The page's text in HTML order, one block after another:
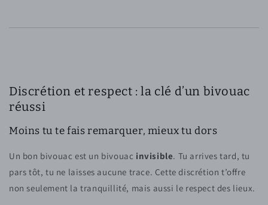
Discrétion et respect : la clé d’un bivouac
réussi
Moins tu te fais remarquer, mieux tu dors
Un bon bivouac est un bivouac invisible. Tu arrives tard, tu
pars tôt, tu ne laisses aucune trace. Cette discrétion t’offre
non seulement la tranquillité, mais aussi le respect des lieux.